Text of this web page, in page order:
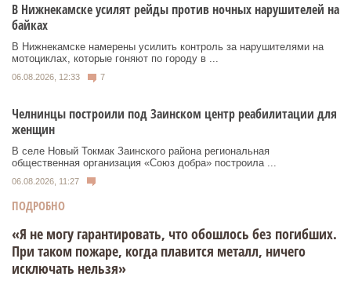
В Нижнекамске усилят рейды против ночных нарушителей на
байках
В Нижнекамске намерены усилить контроль за нарушителями на
мотоциклах, которые гоняют по городу в ...
06.08.2026, 12:33 7
Челнинцы построили под Заинском центр реабилитации для
женщин
В селе Новый Токмак Заинского района региональная
общественная организация «Союз добра» построила ...
06.08.2026, 11:27
ПОДРОБНО
«Я не могу гарантировать, что обошлось без погибших.
При таком пожаре, когда плавится металл, ничего
исключать нельзя»